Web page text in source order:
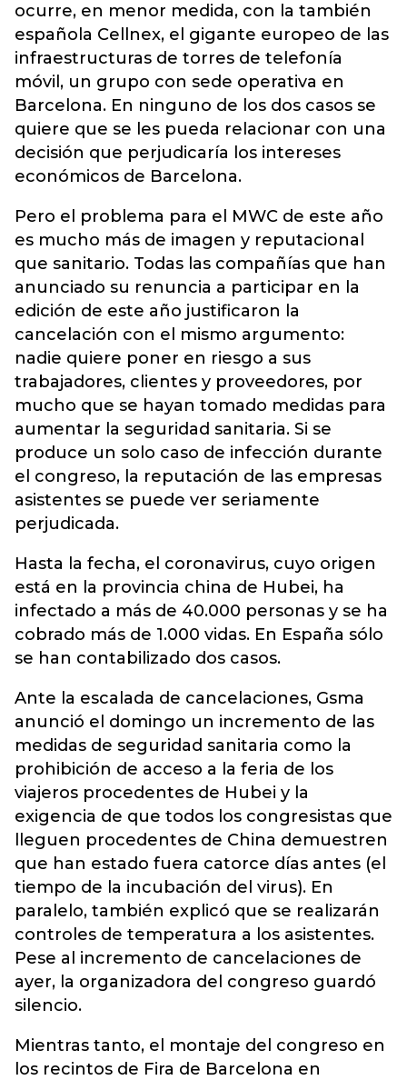
ocurre, en menor medida, con la también
española Cellnex, el gigante europeo de las
infraestructuras de torres de telefonía
móvil, un grupo con sede operativa en
Barcelona. En ninguno de los dos casos se
quiere que se les pueda relacionar con una
decisión que perjudicaría los intereses
económicos de Barcelona.
Pero el problema para el MWC de este año
es mucho más de imagen y reputacional
que sanitario. Todas las compañías que han
anunciado su renuncia a participar en la
edición de este año justificaron la
cancelación con el mismo argumento:
nadie quiere poner en riesgo a sus
trabajadores, clientes y proveedores, por
mucho que se hayan tomado medidas para
aumentar la seguridad sanitaria. Si se
produce un solo caso de infección durante
el congreso, la reputación de las empresas
asistentes se puede ver seriamente
perjudicada.
Hasta la fecha, el coronavirus, cuyo origen
está en la provincia china de Hubei, ha
infectado a más de 40.000 personas y se ha
cobrado más de 1.000 vidas. En España sólo
se han contabilizado dos casos.
Ante la escalada de cancelaciones, Gsma
anunció el domingo un incremento de las
medidas de seguridad sanitaria como la
prohibición de acceso a la feria de los
viajeros procedentes de Hubei y la
exigencia de que todos los congresistas que
lleguen procedentes de China demuestren
que han estado fuera catorce días antes (el
tiempo de la incubación del virus). En
paralelo, también explicó que se realizarán
controles de temperatura a los asistentes.
Pese al incremento de cancelaciones de
ayer, la organizadora del congreso guardó
silencio.
Mientras tanto, el montaje del congreso en
los recintos de Fira de Barcelona en